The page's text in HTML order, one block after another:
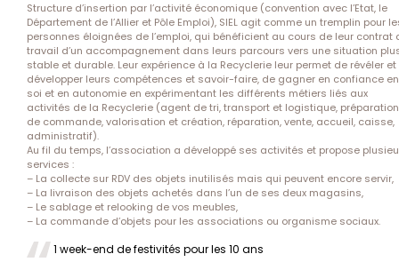
Structure d’insertion par l’activité économique (convention avec l’Etat, le
Département de l’Allier et Pôle Emploi), SIEL agit comme un tremplin pour
personnes éloignées de l’emploi, qui bénéficient au cours de leur contrat
travail d’un accompagnement dans leurs parcours vers une situation
stable et durable. Leur expérience à la Recyclerie leur permet de révéler et
développer leurs compétences et savoir-faire, de gagner en confiance en
soi et en autonomie en expérimentant les différents métiers liés aux
activités de la Recyclerie (agent de tri, transport et logistique, préparation
de commande, valorisation et création, réparation, vente, accueil, caisse,
administratif).
Au fil du temps, l’association a développé ses activités et propose
services :
– La collecte sur RDV des objets inutilisés mais qui peuvent encore servir,
– La livraison des objets achetés dans l’un de ses deux magasins,
– Le sablage et relooking de vos meubles,
– La commande d’objets pour les associations ou organisme sociaux.
1 week-end de festivités pour les 10 ans